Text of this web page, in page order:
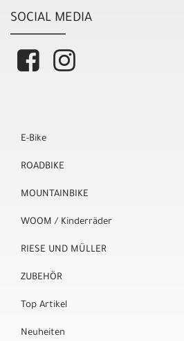
SOCIAL MEDIA
E-Bike
ROADBIKE
MOUNTAINBIKE
WOOM / Kinderräder
RIESE UND MÜLLER
ZUBEHÖR
Top Artikel
Neuheiten